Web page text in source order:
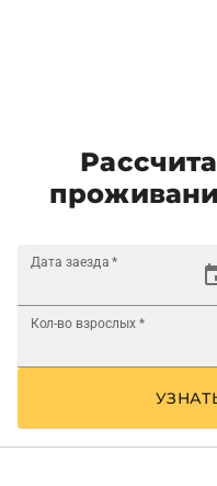
Дата заезда *
Кол-во взрослых *